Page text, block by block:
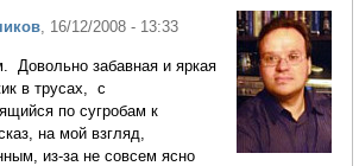
, 16/12/2008 - 13:33
Довольно забавная и яркая
в трусах, с
по сугробам к
на мой взгляд,
из-за не совсем ясно